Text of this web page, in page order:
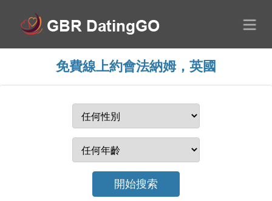
免費線上約會法納姆，英國